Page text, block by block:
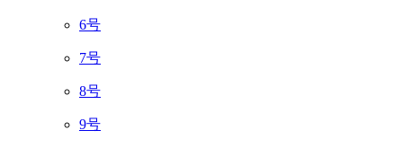
6号
7号
8号
9号